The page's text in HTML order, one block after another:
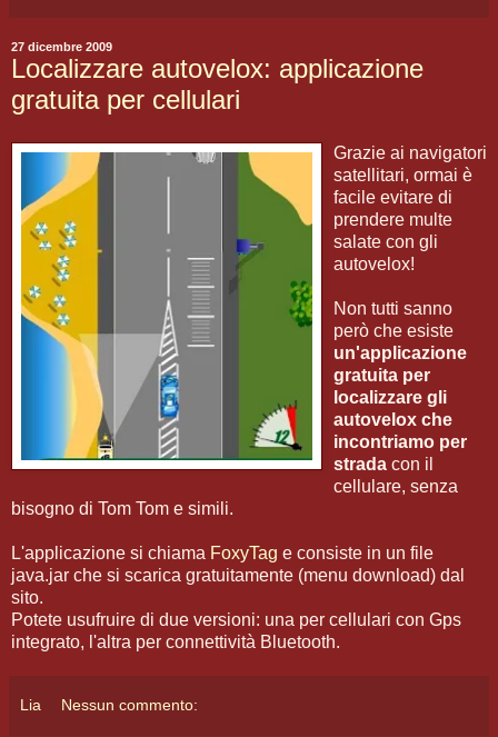
27 dicembre 2009
Localizzare autovelox: applicazione
gratuita per cellulari
Grazie ai navigatori
satellitari, ormai è
facile evitare di
prendere multe
salate con gli
autovelox!
Non tutti sanno
però che esiste
un'applicazione
gratuita per
localizzare gli
autovelox che
incontriamo per
strada con il
cellulare, senza
bisogno di Tom Tom e simili.
L'applicazione si chiama FoxyTag e consiste in un file
java.jar che si scarica gratuitamente (menu download) dal
sito.
Potete usufruire di due versioni: una per cellulari con Gps
integrato, l'altra per connettività Bluetooth.
Lia Nessun commento: